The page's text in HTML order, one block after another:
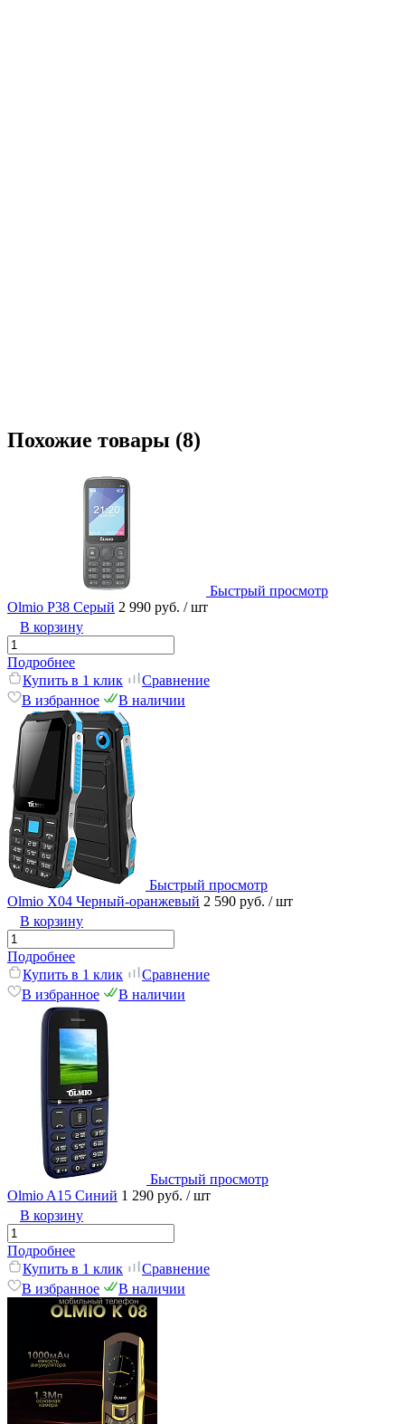
Похожие товары (8)
Быстрый просмотр
Olmio P38 Серый 2 990 руб. / шт
В корзину
Подробнее
Купить в 1 клик
Сравнение
В избранное
В наличии
Быстрый просмотр
Olmio X04 Черный-оранжевый 2 590 руб. / шт
В корзину
Подробнее
Купить в 1 клик
Сравнение
В избранное
В наличии
Быстрый просмотр
Olmio A15 Синий 1 290 руб. / шт
В корзину
Подробнее
Купить в 1 клик
Сравнение
В избранное
В наличии